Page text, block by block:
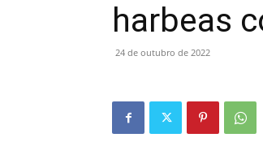
harbeas
24 de outubro de 2022